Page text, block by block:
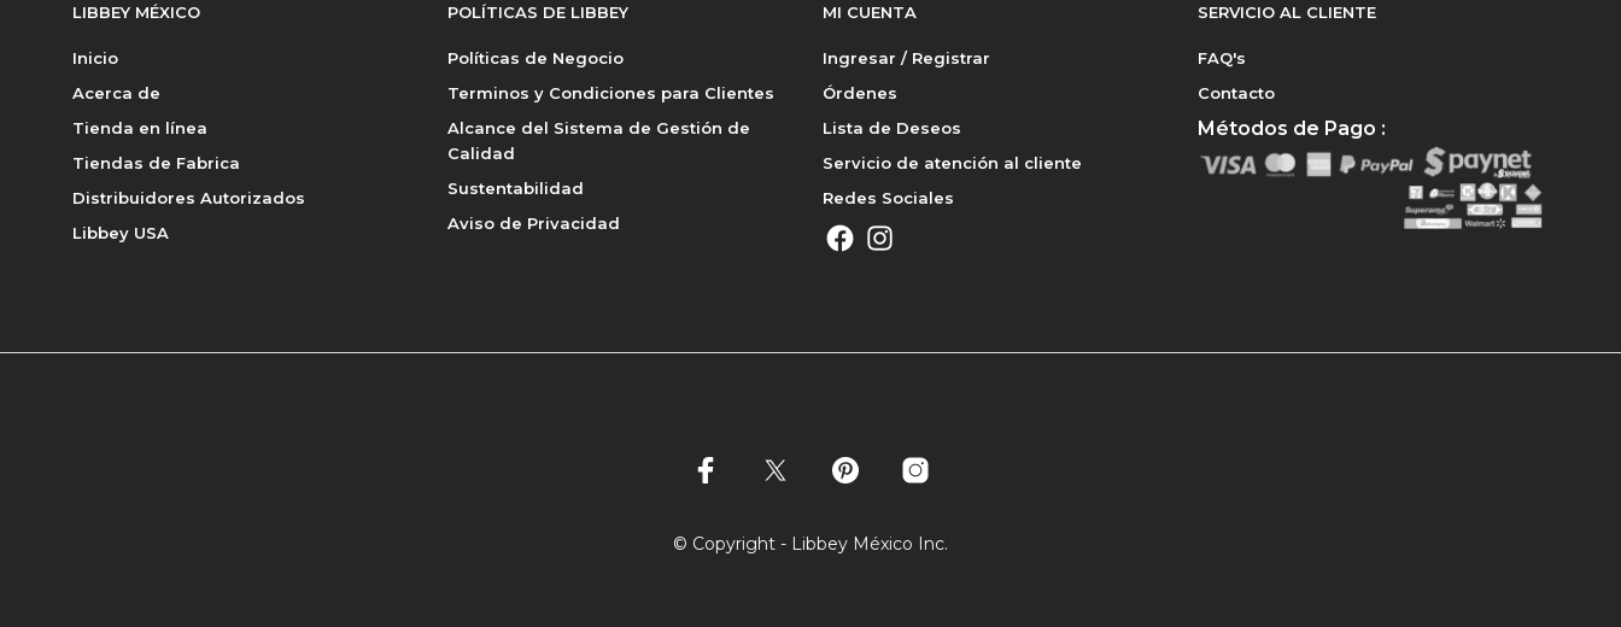
LIBBEY MÉXICO
Inicio
Acerca de
Tienda en línea
Tiendas de Fabrica
Distribuidores Autorizados
Libbey USA
POLÍTICAS DE LIBBEY
Políticas de Negocio
Terminos y Condiciones para Clientes
Alcance del Sistema de Gestión de
Calidad
Sustentabilidad
Aviso de Privacidad
MI CUENTA
Ingresar / Registrar
Órdenes
Lista de Deseos
Servicio de atención al cliente
Redes Sociales
SERVICIO AL CLIENTE
FAQ's
Contacto
Métodos de Pago :
© Copyright - Libbey México Inc.